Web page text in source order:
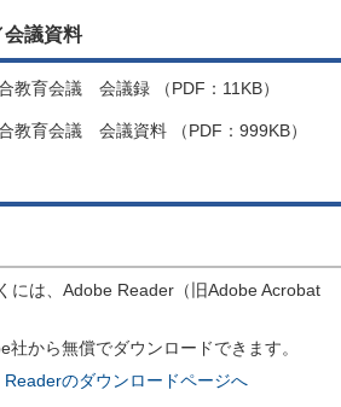
議資料
教育会議 会議録 （PDF：11KB）
教育会議 会議資料 （PDF：999KB）
には、Adobe Reader（旧Adobe Acrobat
から無償でダウンロードできます。
Readerのダウンロードページへ